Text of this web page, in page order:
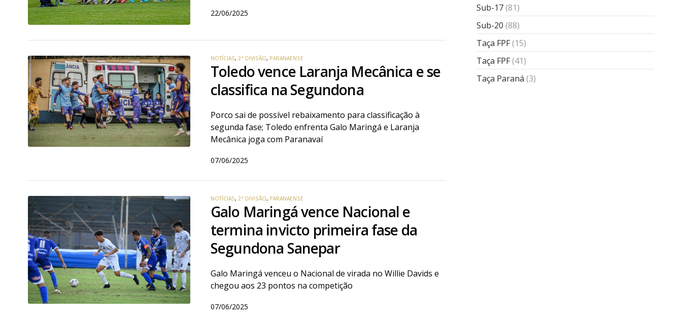
22/06/2025
NOTÍCIAS, 2ª DIVISÃO, PARANAENSE
Toledo vence Laranja Mecânica e se
classifica na Segundona
Porco sai de possível rebaixamento para classificação à
segunda fase; Toledo enfrenta Galo Maringá e Laranja
Mecânica joga com Paranavaí
07/06/2025
NOTÍCIAS, 2ª DIVISÃO, PARANAENSE
Galo Maringá vence Nacional e
termina invicto primeira fase da
Segundona Sanepar
Galo Maringá venceu o Nacional de virada no Willie Davids e
chegou aos 23 pontos na competição
07/06/2025
Sub-17(81)
Sub-20 (88)
Taça FPF(15)
Taça FPF(41)
Taça Paraná (3)